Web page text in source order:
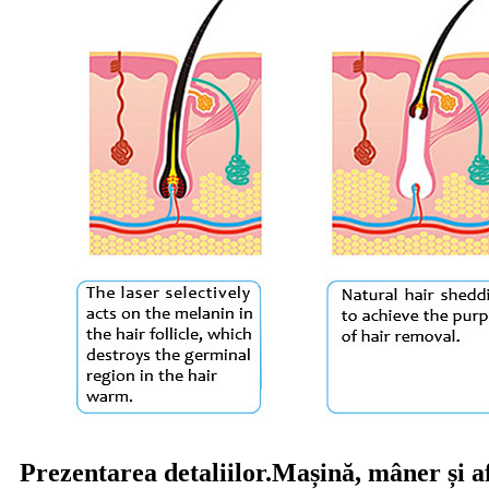
Prezentarea detaliilor.Mașină, mâner și